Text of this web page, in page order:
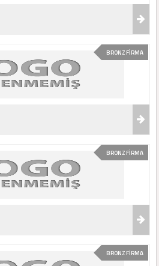
BRONZ FİRMA
BRONZ FİRMA
BRONZ FİRMA